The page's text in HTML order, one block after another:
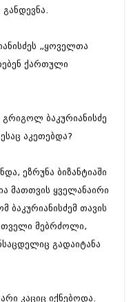
„ყოველთა
ქართული
ბაკურიანისძე
აკეთებდა?
ეზრუნა ბიზანტიაში
მათთვის ყველანაირი
თავის
მებრძოლი,
გადაიტანა
კაციც იქნებოდა.